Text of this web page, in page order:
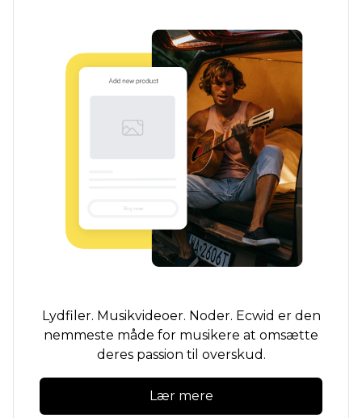
Lydfiler. Musikvideoer. Noder. Ecwid er den
nemmeste måde for musikere at omsætte
deres passion til overskud.
Lær mere